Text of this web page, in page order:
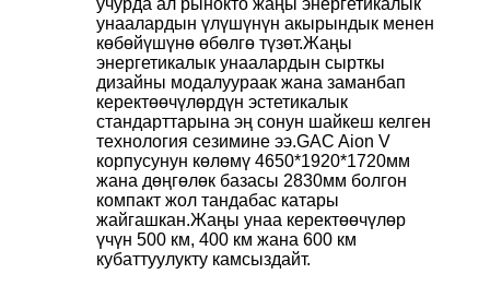
учурда ал рынокто жаңы энергетикалык
унаалардын үлүшүнүн акырындык менен
көбөйүшүнө өбөлгө түзөт.Жаңы
энергетикалык унаалардын сырткы
дизайны модалуураак жана заманбап
керектөөчүлөрдүн эстетикалык
стандарттарына эң сонун шайкеш келген
технология сезимине ээ.GAC Aion V
корпусунун көлөмү 4650*1920*1720мм
жана дөңгөлөк базасы 2830мм болгон
компакт жол тандабас катары
жайгашкан.Жаңы унаа керектөөчүлөр
үчүн 500 км, 400 км жана 600 км
кубаттуулукту камсыздайт.